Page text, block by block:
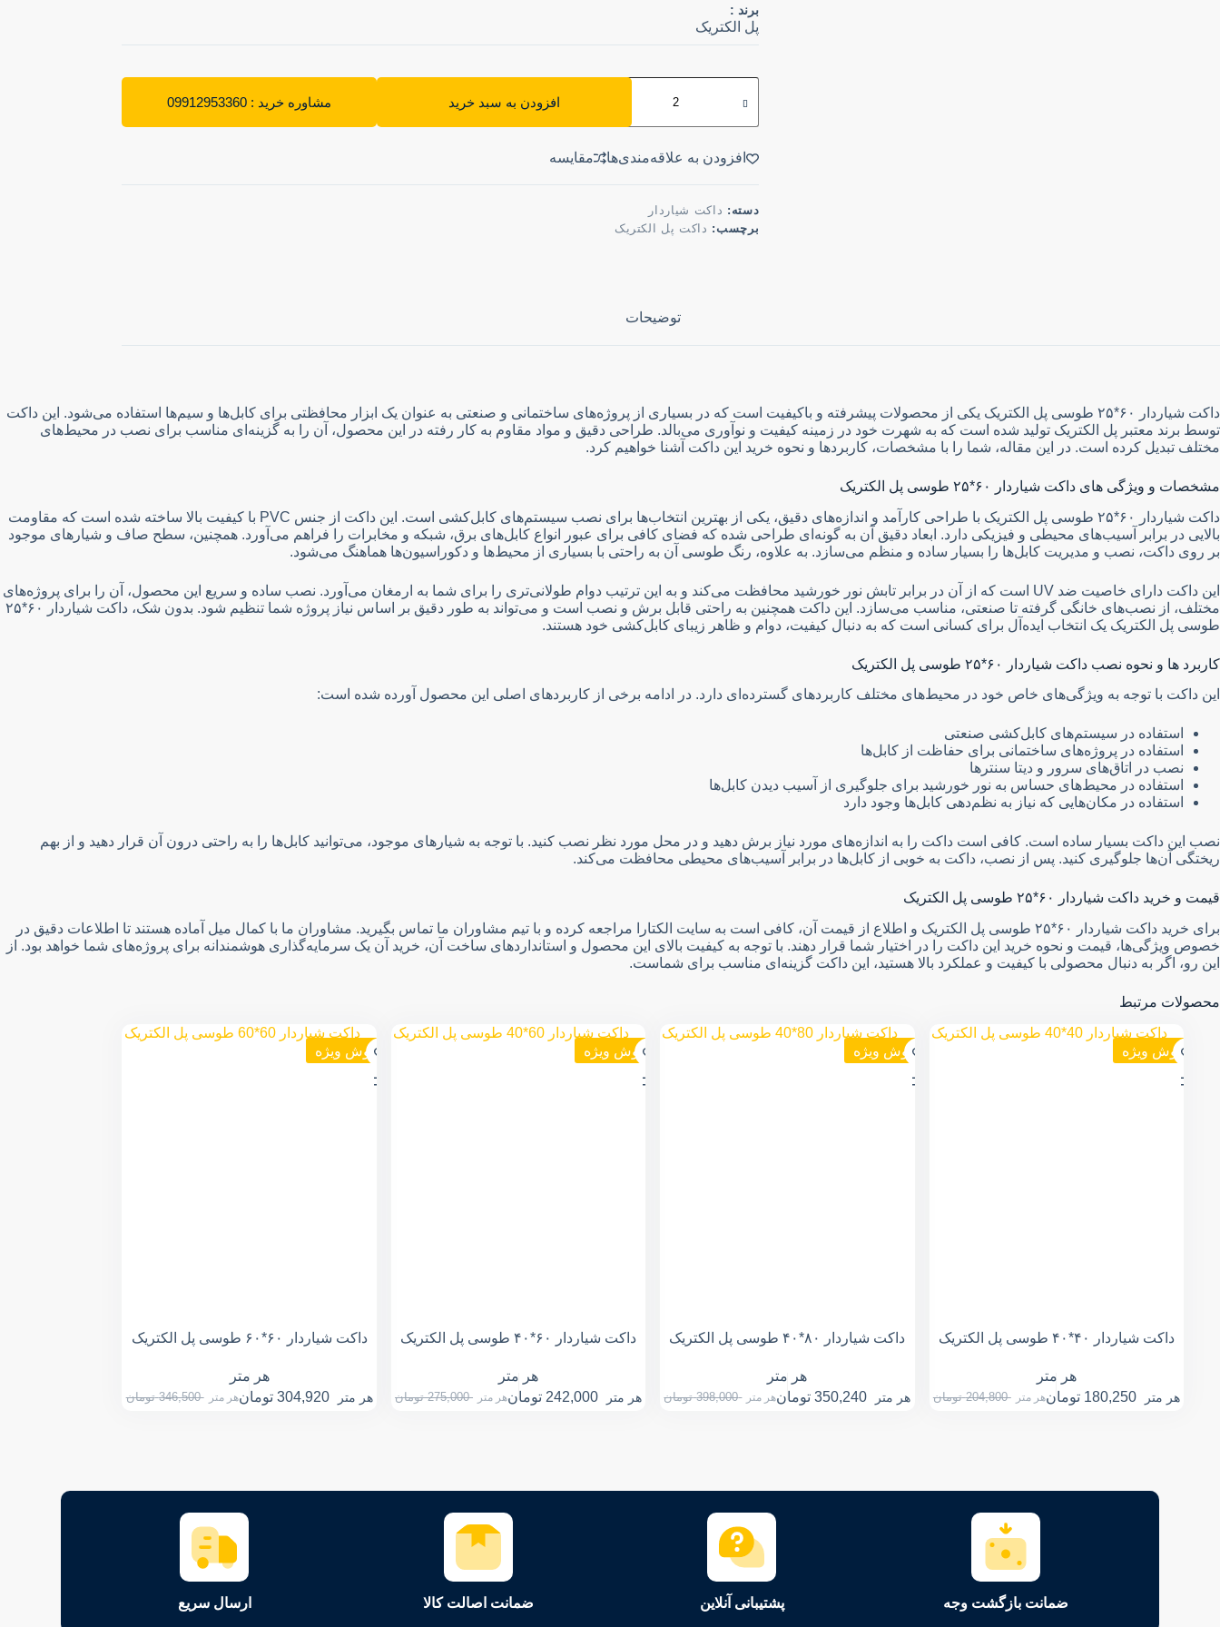
برند :
پل الکتریک
افزودن به سبد خرید مشاوره خرید : 09912953360
افزودن به علاقه‌مندی‌ها مقایسه
دسته: داکت شیاردار
برچسب: داکت پل الکتریک
توضیحات
داکت شیاردار ۶۰*۲۵ طوسی پل الکتریک یکی از محصولات پیشرفته و باکیفیت است که در بسیاری از پروژه‌های ساختمانی و صنعتی به عنوان یک ابزار محافظتی برای کابل‌ها و سیم‌ها استفاده می‌شود. این داکت
توسط برند معتبر پل الکتریک تولید شده است که به شهرت خود در زمینه کیفیت و نوآوری می‌بالد. طراحی دقیق و مواد مقاوم به کار رفته در این محصول، آن را به گزینه‌ای مناسب برای نصب در محیط‌های
مختلف تبدیل کرده است. در این مقاله، شما را با مشخصات، کاربردها و نحوه خرید این داکت آشنا خواهیم کرد.
مشخصات و ویژگی های داکت شیاردار ۶۰*۲۵ طوسی پل الکتریک
داکت شیاردار ۶۰*۲۵ طوسی پل الکتریک با طراحی کارآمد و اندازه‌های دقیق، یکی از بهترین انتخاب‌ها برای نصب سیستم‌های کابل‌کشی است. این داکت از جنس PVC با کیفیت بالا ساخته شده است که مقاومت
بالایی در برابر آسیب‌های محیطی و فیزیکی دارد. ابعاد دقیق آن به گونه‌ای طراحی شده که فضای کافی برای عبور انواع کابل‌های برق، شبکه و مخابرات را فراهم می‌آورد. همچنین، سطح صاف و شیارهای موجود
بر روی داکت، نصب و مدیریت کابل‌ها را بسیار ساده و منظم می‌سازد. به علاوه، رنگ طوسی آن به راحتی با بسیاری از محیط‌ها و دکوراسیون‌ها هماهنگ می‌شود.
این داکت دارای خاصیت ضد UV است که از آن در برابر تابش نور خورشید محافظت می‌کند و به این ترتیب دوام طولانی‌تری را برای شما به ارمغان می‌آورد. نصب ساده و سریع این محصول، آن را برای پروژه‌های
مختلف، از نصب‌های خانگی گرفته تا صنعتی، مناسب می‌سازد. این داکت همچنین به راحتی قابل برش و نصب است و می‌تواند به طور دقیق بر اساس نیاز پروژه شما تنظیم شود. بدون شک، داکت شیاردار ۶۰*۲۵
طوسی پل الکتریک یک انتخاب ایده‌آل برای کسانی است که به دنبال کیفیت، دوام و ظاهر زیبای کابل‌کشی خود هستند.
کاربرد ها و نحوه نصب داکت شیاردار ۶۰*۲۵ طوسی پل الکتریک
این داکت با توجه به ویژگی‌های خاص خود در محیط‌های مختلف کاربردهای گسترده‌ای دارد. در ادامه برخی از کاربردهای اصلی این محصول آورده شده است:
استفاده در سیستم‌های کابل‌کشی صنعتی
استفاده در پروژه‌های ساختمانی برای حفاظت از کابل‌ها
نصب در اتاق‌های سرور و دیتا سنترها
استفاده در محیط‌های حساس به نور خورشید برای جلوگیری از آسیب دیدن کابل‌ها
استفاده در مکان‌هایی که نیاز به نظم‌دهی کابل‌ها وجود دارد
نصب این داکت بسیار ساده است. کافی است داکت را به اندازه‌های مورد نیاز برش دهید و در محل مورد نظر نصب کنید. با توجه به شیارهای موجود، می‌توانید کابل‌ها را به راحتی درون آن قرار دهید و از بهم
ریختگی آن‌ها جلوگیری کنید. پس از نصب، داکت به خوبی از کابل‌ها در برابر آسیب‌های محیطی محافظت می‌کند.
قیمت و خرید داکت شیاردار ۶۰*۲۵ طوسی پل الکتریک
برای خرید داکت شیاردار ۶۰*۲۵ طوسی پل الکتریک و اطلاع از قیمت آن، کافی است به سایت الکتارا مراجعه کرده و با تیم مشاوران ما تماس بگیرید. مشاوران ما با کمال میل آماده هستند تا اطلاعات دقیق در
خصوص ویژگی‌ها، قیمت و نحوه خرید این داکت را در اختیار شما قرار دهند. با توجه به کیفیت بالای این محصول و استانداردهای ساخت آن، خرید آن یک سرمایه‌گذاری هوشمندانه برای پروژه‌های شما خواهد بود. از
این رو، اگر به دنبال محصولی با کیفیت و عملکرد بالا هستید، این داکت گزینه‌ای مناسب برای شماست.
محصولات مرتبط
فروش ویژه
داکت شیاردار ۴۰*۴۰ طوسی پل الکتریک
هر متر
هر متر 204,800 تومان هر متر 180,250 تومان
فروش ویژه
داکت شیاردار ۸۰*۴۰ طوسی پل الکتریک
هر متر
هر متر 398,000 تومان هر متر 350,240 تومان
فروش ویژه
داکت شیاردار ۶۰*۴۰ طوسی پل الکتریک
هر متر
هر متر 275,000 تومان هر متر 242,000 تومان
فروش ویژه
داکت شیاردار ۶۰*۶۰ طوسی پل الکتریک
هر متر
هر متر 346,500 تومان هر متر 304,920 تومان
ضمانت بازگشت وجه پشتیبانی آنلاین ضمانت اصالت کالا ارسال سریع